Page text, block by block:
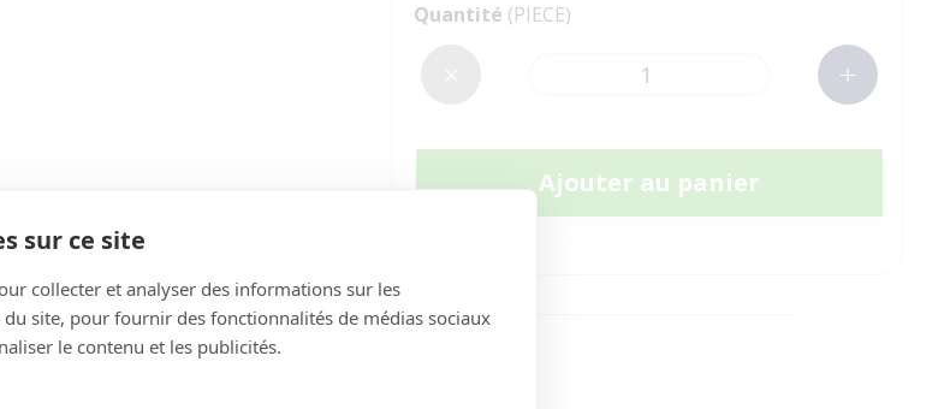
Quantité (PIECE)
Ajouter au panier
sur ce site
collecter et analyser des informations sur les
site, pour fournir des fonctionnalités de médias sociaux
le contenu et les publicités.